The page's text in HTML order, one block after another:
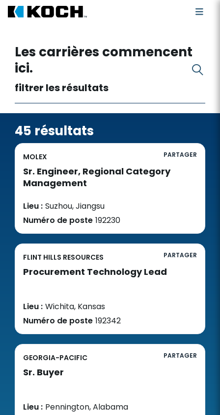
Les carrières commencent
ici.
filtrer les résultats
45 résultats
MOLEX PARTAGER
Sr. Engineer, Regional Category
Management
Lieu : Suzhou, Jiangsu
Numéro de poste 192230
FLINT HILLS RESOURCES PARTAGER
Procurement Technology Lead
Lieu : Wichita, Kansas
Numéro de poste 192342
GEORGIA-PACIFIC PARTAGER
Sr. Buyer
Lieu : Pennington, Alabama